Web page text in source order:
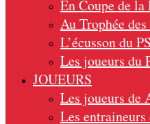
En Coupe de
Au Trophée
L’écusson du
Les joueurs du
JOUEURS
Les joueurs de
Les entraineurs